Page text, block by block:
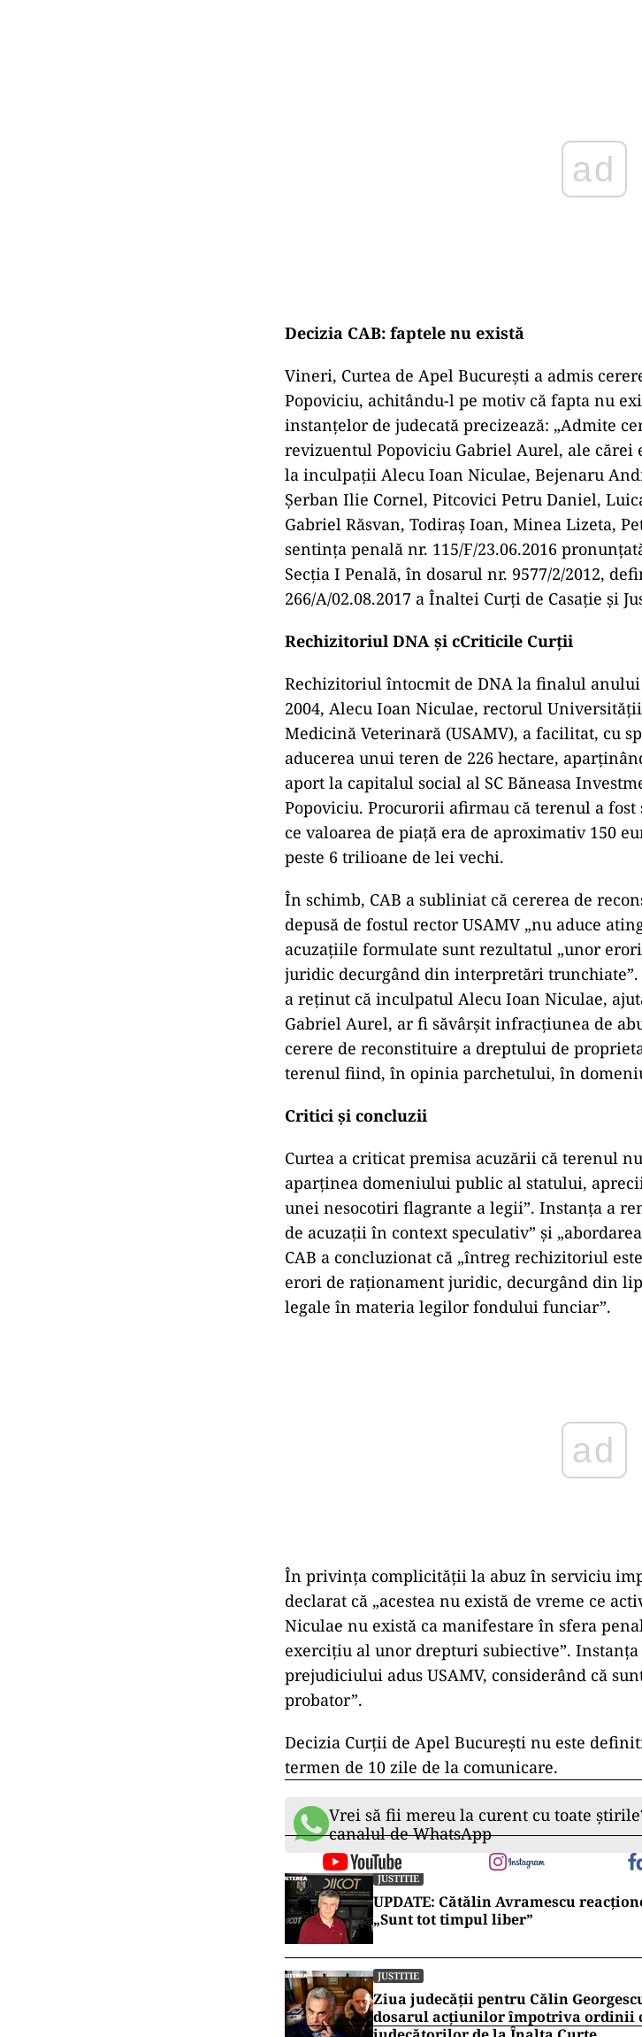
Decizia CAB: faptele nu există
Vineri, Curtea de Apel București a admis
Popoviciu, achitându-l pe motiv că fapta nu
instanțelor de judecată precizează: „Admite
revizuentul Popoviciu Gabriel Aurel, ale cărei
la inculpații Alecu Ioan Niculae, Bejenaru
Șerban Ilie Cornel, Pitcovici Petru Daniel,
Gabriel Răsvan, Todiraș Ioan, Minea Lizeta,
sentința penală nr. 115/F/23.06.2016
Secția I Penală, în dosarul nr. 9577/2/2012,
266/A/02.08.2017 a Înaltei Curți de Casație și
Rechizitoriul DNA și cCriticile Curții
Rechizitoriul întocmit de DNA la finalul anului
2004, Alecu Ioan Niculae, rectorul
Medicină Veterinară (USAMV), a facilitat, cu
aducerea unui teren de 226 hectare,
aport la capitalul social al SC Băneasa
Popoviciu. Procurorii afirmau că terenul a
ce valoarea de piață era de aproximativ 150
peste 6 trilioane de lei vechi.
În schimb, CAB a subliniat că cererea de
depusă de fostul rector USAMV „nu aduce
acuzațiile formulate sunt rezultatul „unor
juridic decurgând din interpretări trunchiate”.
a reținut că inculpatul Alecu Ioan Niculae,
Gabriel Aurel, ar fi săvârșit infracțiunea de
cerere de reconstituire a dreptului de
terenul fiind, în opinia parchetului, în
Critici și concluzii
Curtea a criticat premisa acuzării că terenul
aparținea domeniului public al statului,
unei nesocotiri flagrante a legii”. Instanța a
de acuzații în context speculativ” și
CAB a concluzionat că „întreg rechizitoriul
erori de raționament juridic, decurgând din
legale în materia legilor fondului funciar”.
ad
În privința complicității la abuz în serviciu
declarat că „acestea nu există de vreme ce
Niculae nu există ca manifestare în sfera
exercițiu al unor drepturi subiective”. Instanța
prejudiciului adus USAMV, considerând că
probator”.
Decizia Curții de Apel București nu este
termen de 10 zile de la comunicare.
Vrei să fii mereu la curent cu toate
canalul de WhatsApp
JUSTITIE
UPDATE: Cătălin Avramescu
„Sunt tot timpul liber”
JUSTITIE
Ziua judecății pentru Călin
dosarul acțiunilor împotriva ordinii